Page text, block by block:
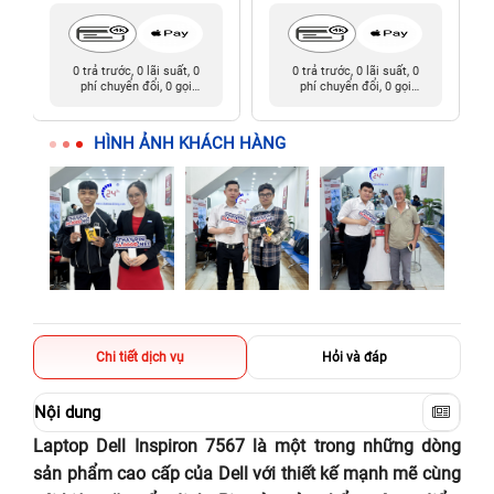
0 trả trước, 0 lãi suất, 0
phí chuyển đổi, 0 gọi
0 trả trước, 0 lãi suất, 0
phí chuyển đổi, 0 gọi
HÌNH ẢNH KHÁCH HÀNG
Chi tiết dịch vụ Hỏi và đáp
Nội dung
Laptop Dell Inspiron 7567 là một trong những dòng
sản phẩm cao cấp của Dell với thiết kế mạnh mẽ cùng